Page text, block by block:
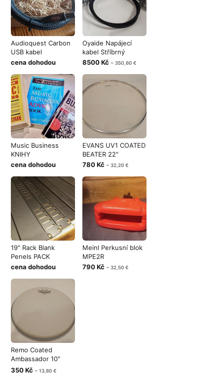
Audioquest Carbon
USB kabel
cena dohodou
Oyaide Napájecí
kabel Stříbrný
8500 Kč ~ 350,60 €
Music Business
KNIHY
cena dohodou
EVANS UV1 COATED
BEATER 22"
780 Kč ~ 32,20 €
19" Rack Blank
Penels PACK
cena dohodou
Meinl Perkusní blok
MPE2R
790 Kč ~ 32,50 €
Remo Coated
Ambassador 10"
NEW
350 Kč ~ 13,80 €